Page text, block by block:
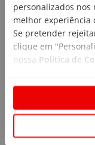
personalizados nos
melhor experiência
Se pretender
clique em
nossa Política de
Articulado Cinza
emb. 1 un